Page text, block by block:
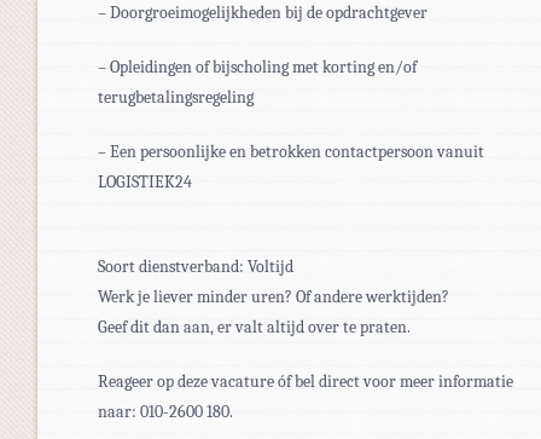
– Doorgroeimogelijkheden bij de opdrachtgever
– Opleidingen of bijscholing met korting en/of
terugbetalingsregeling
– Een persoonlijke en betrokken contactpersoon vanuit
LOGISTIEK24
Soort dienstverband: Voltijd
Werk je liever minder uren? Of andere werktijden?
Geef dit dan aan, er valt altijd over te praten.
Reageer op deze vacature óf bel direct voor meer informatie
naar: 010-2600 180.